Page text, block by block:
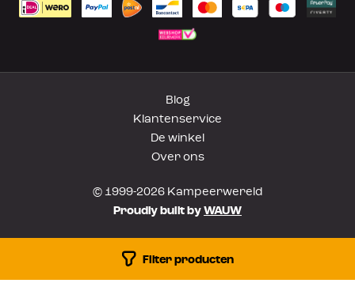
Filter producten
Blog
Klantenservice
De winkel
Over ons
© 1999-2026 Kampeerwereld
Proudly built by WAUW